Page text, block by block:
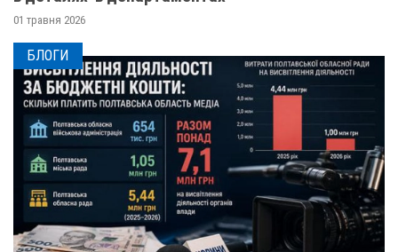
01 травня 2026
БЛОГИ